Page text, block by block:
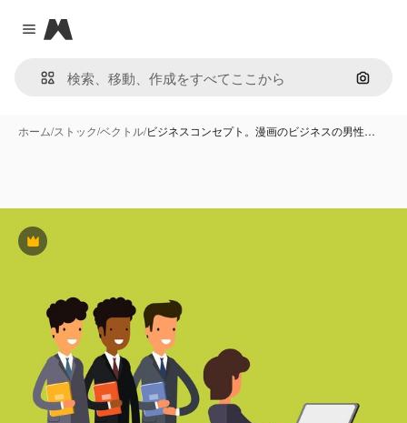
Close menu
Magnific
画像で
ホーム/ストック/ベクトル/ビジネスコンセプト。漫画のビジネスの男性…
Premium